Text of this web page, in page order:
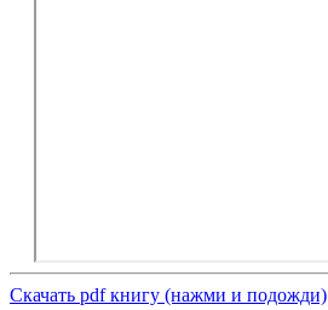
Скачать pdf книгу (нажми и подожди)